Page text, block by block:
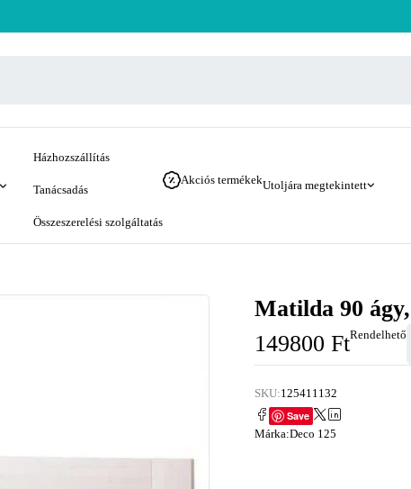
Házhozszállítás
Tanácsadás
Összeszerelési szolgáltatás
Akciós termékekUtoljára megtekintett
Matilda 90
149800 FtRendelhető
SKU:125411132
Save
Márka:Deco 125